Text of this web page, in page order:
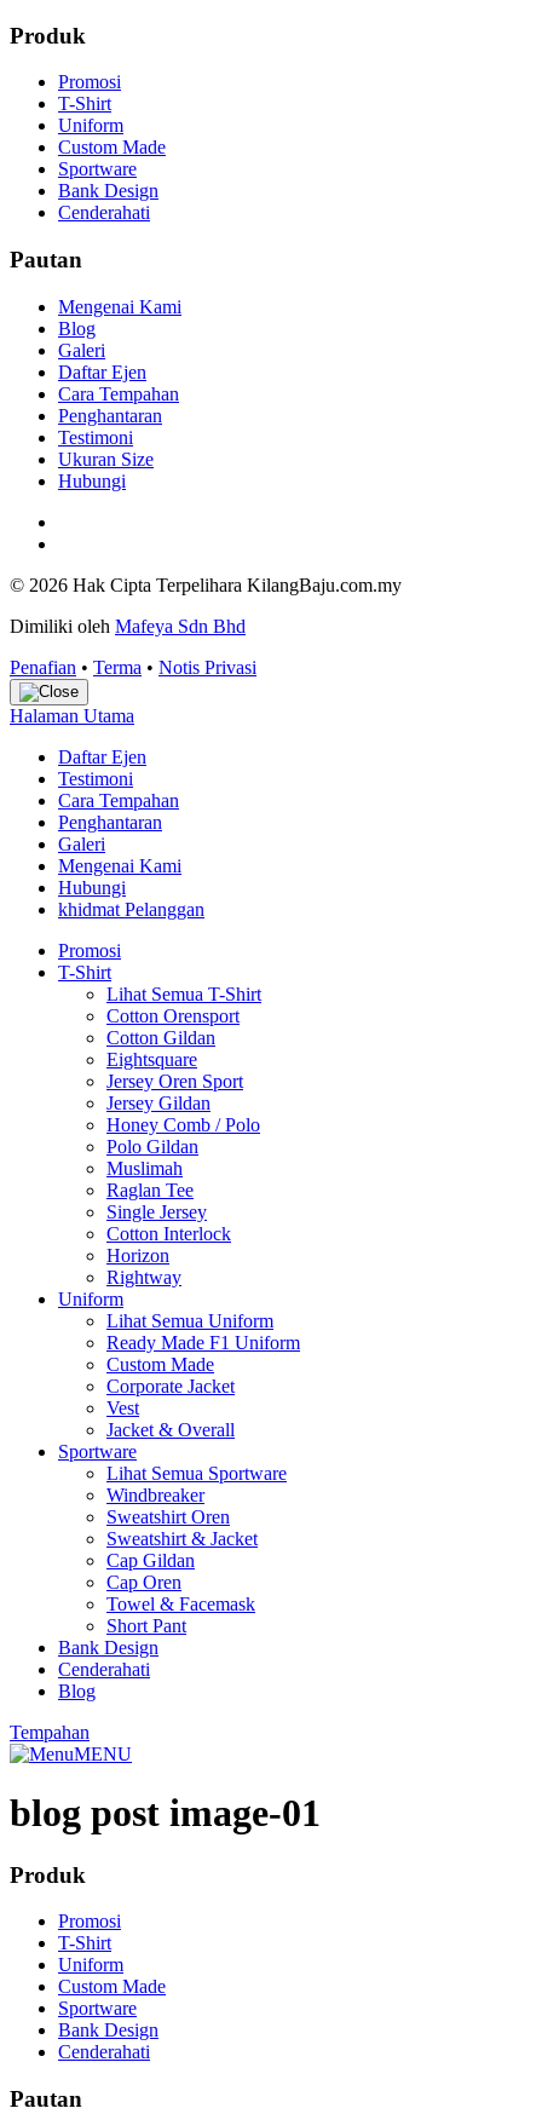
Produk
Promosi
T-Shirt
Uniform
Custom Made
Sportware
Bank Design
Cenderahati
Pautan
Mengenai Kami
Blog
Galeri
Daftar Ejen
Cara Tempahan
Penghantaran
Testimoni
Ukuran Size
Hubungi
© 2026 Hak Cipta Terpelihara KilangBaju.com.my
Dimiliki oleh Mafeya Sdn Bhd
Penafian • Terma • Notis Privasi
Halaman Utama
Daftar Ejen
Testimoni
Cara Tempahan
Penghantaran
Galeri
Mengenai Kami
Hubungi
khidmat Pelanggan
Promosi
T-Shirt
Lihat Semua T-Shirt
Cotton Orensport
Cotton Gildan
Eightsquare
Jersey Oren Sport
Jersey Gildan
Honey Comb / Polo
Polo Gildan
Muslimah
Raglan Tee
Single Jersey
Cotton Interlock
Horizon
Rightway
Uniform
Lihat Semua Uniform
Ready Made F1 Uniform
Custom Made
Corporate Jacket
Vest
Jacket & Overall
Sportware
Lihat Semua Sportware
Windbreaker
Sweatshirt Oren
Sweatshirt & Jacket
Cap Gildan
Cap Oren
Towel & Facemask
Short Pant
Bank Design
Cenderahati
Blog
Tempahan
MENU
blog post image-01
Produk
Promosi
T-Shirt
Uniform
Custom Made
Sportware
Bank Design
Cenderahati
Pautan